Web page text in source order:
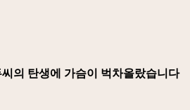
의 탄생에 가슴이 벅차올랐습니다